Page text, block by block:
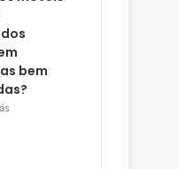
bem